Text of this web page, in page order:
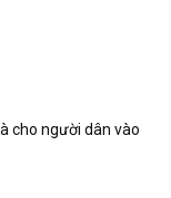
cho người dân vào